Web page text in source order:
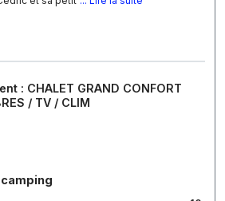
: CHALET GRAND CONFORT
/ TV / CLIM